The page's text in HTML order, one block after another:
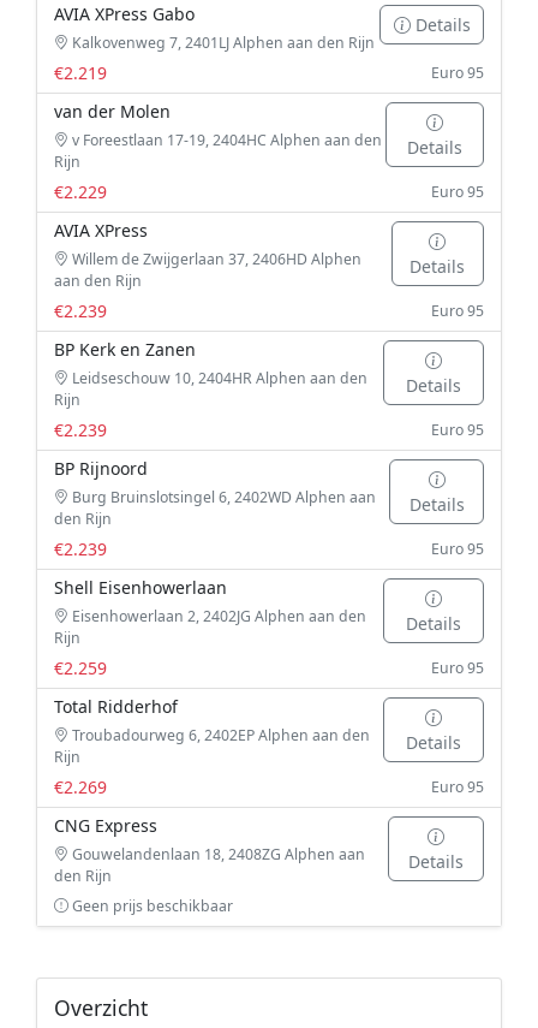
AVIA XPress Gabo
Kalkovenweg 7, 2401LJ Alphen aan den Rijn
Details
€2.219 Euro 95
van der Molen
v Foreestlaan 17-19, 2404HC Alphen aan den
Rijn
Details
€2.229
Euro 95
AVIA XPress
Willem de Zwijgerlaan 37, 2406HD Alphen
aan den Rijn
Details
€2.239
Euro 95
BP Kerk en Zanen
Leidseschouw 10, 2404HR Alphen aan den
Rijn
Details
€2.239
Euro 95
BP Rijnoord
Burg Bruinslotsingel 6, 2402WD Alphen aan
den Rijn
Details
€2.239
Euro 95
Shell Eisenhowerlaan
Eisenhowerlaan 2, 2402JG Alphen aan den
Rijn
Details
€2.259
Euro 95
Total Ridderhof
Troubadourweg 6, 2402EP Alphen aan den
Rijn
Details
€2.269
Euro 95
CNG Express
Gouwelandenlaan 18, 2408ZG Alphen aan
den Rijn
Details
Geen prijs beschikbaar
Overzicht